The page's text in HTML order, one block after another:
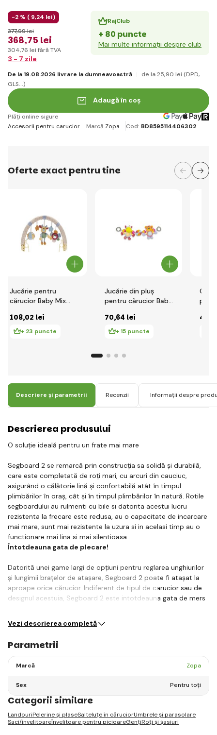
-2 % ( 9,24 lei)
368,75 lei
377,99 lei
304,76 lei fără TVA
RajClub
+ 80 puncte
Mai multe informații despre club
3 - 7 zile
De la 19.08.2026 livrare la dumneavoastră de la 25,90 lei (DPD,
GLS...)
Adaugă în coș
Plăți online sigure
Accesorii pentru carucior
Marcă Zopa Cod: BD8595114406302
Oferte exact pentru tine
Jucărie pentru
cărucior Baby Mix
108,02 lei
+ 23 puncte
Jucărie din pluș
pentru cărucior Baby
maimuță
70,64 lei
+ 15 puncte
42
Descriere și parametrii Recenzii Informații despre
Descrierea produsului
O soluție ideală pentru un frate mai mare
Segboard 2 se remarcă prin construcția sa solidă și durabilă,
care este completată de roți mari, cu arcuri din cauciuc,
asigurând o călătorie lină și confortabilă atât în timpul
plimbărilor în oraș, cât și în timpul plimbărilor în natură. Rotile
segboardului au rulmenti cu bile si datorita acestui lucru
rezistenta la frecare este redusa, au o capacitate de incarcare
mai mare, sunt mai rezistente la uzura si in acelasi timp au o
functionare mai lina si mai silentioasa.
Întotdeauna gata de plecare!
Datorită unei game largi de opțiuni pentru reglarea unghiurilor
și lungimii brațelor de atașare, Segboard 2 poate fi atașat la
aproape orice cărucior. Indiferent de tipul de carucior sau de
designul acestuia, Segboard 2 este intotdeauna gata de mers
Vezi descrierea completă
Parametrii
Marcă Zopa
Sex Pentru toți
Categorii similare
LandouriPelerine și plaseSalteluțe în căruciorUmbrele și parasolare
Saci/învelitoareÎnvelitoare pentru picioareGențiRoți și șasiuri